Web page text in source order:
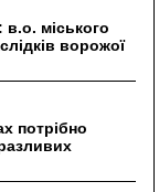
в.о. міського
ворожої
потрібно